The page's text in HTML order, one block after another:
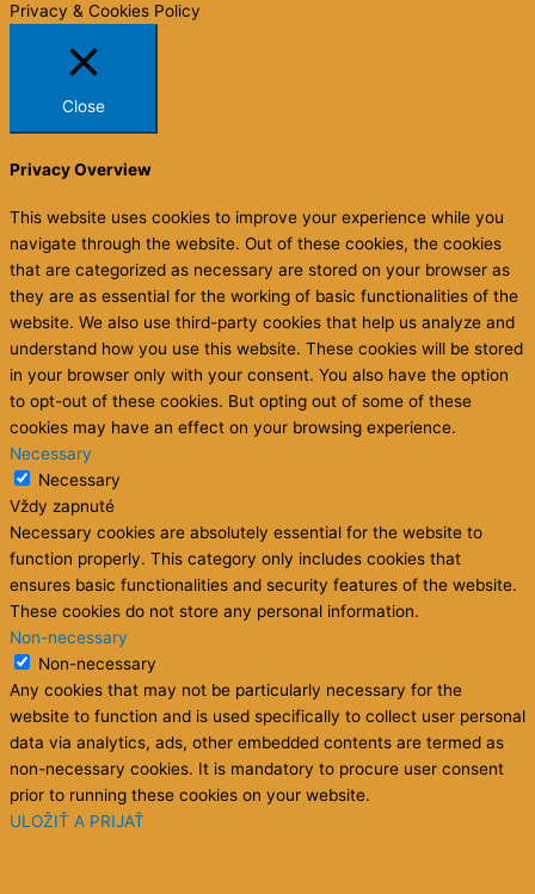
Privacy & Cookies Policy
Close
Privacy Overview
This website uses cookies to improve your experience while you
navigate through the website. Out of these cookies, the cookies
that are categorized as necessary are stored on your browser as
they are as essential for the working of basic functionalities of the
website. We also use third-party cookies that help us analyze and
understand how you use this website. These cookies will be stored
in your browser only with your consent. You also have the option
to opt-out of these cookies. But opting out of some of these
cookies may have an effect on your browsing experience.
Necessary
Necessary
Vždy zapnuté
Necessary cookies are absolutely essential for the website to
function properly. This category only includes cookies that
ensures basic functionalities and security features of the website.
These cookies do not store any personal information.
Non-necessary
Non-necessary
Any cookies that may not be particularly necessary for the
website to function and is used specifically to collect user personal
data via analytics, ads, other embedded contents are termed as
non-necessary cookies. It is mandatory to procure user consent
prior to running these cookies on your website.
ULOŽIŤ A PRIJAŤ